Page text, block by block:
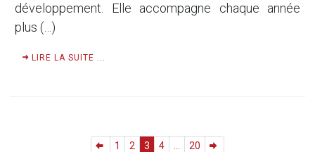
développement. Elle accompagne chaque année
plus (…)
LIRE LA SUITE ...
1 2 3 4 20